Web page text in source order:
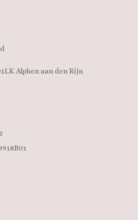
Alphen aan den Rijn